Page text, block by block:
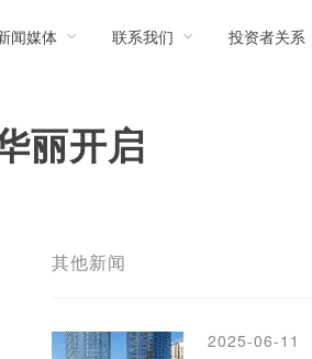
闻媒体 联系我们 投资者关系
丽开启
其他新闻
2025-06-11